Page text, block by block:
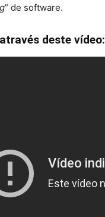
” de software.
deste vídeo: